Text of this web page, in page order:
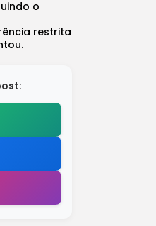
o
restrita